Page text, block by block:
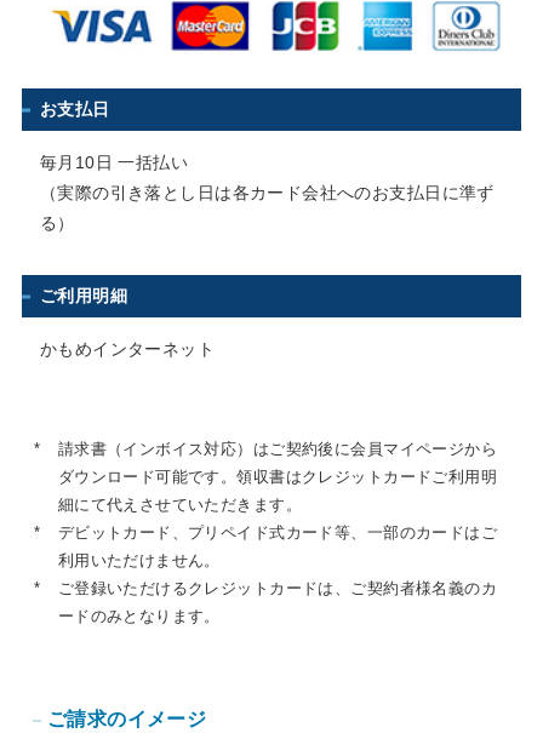
お支払日
毎月10日 一括払い
（実際の引き落とし日は各カード会社へのお支払日に準ず
る）
ご利用明細
かもめインターネット
*
請求書（インボイス対応）はご契約後に会員マイページから
ダウンロード可能です。領収書はクレジットカードご利用明
細にて代えさせていただきます。
*
デビットカード、プリペイド式カード等、一部のカードはご
利用いただけません。
*
ご登録いただけるクレジットカードは、ご契約者様名義のカ
ードのみとなります。
ご請求のイメージ